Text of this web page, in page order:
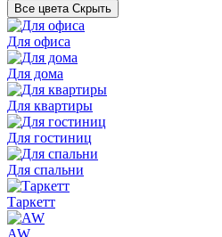
Все цвета Скрыть
Для офиса
Для дома
Для квартиры
Для гостиниц
Для спальни
Таркетт
AW